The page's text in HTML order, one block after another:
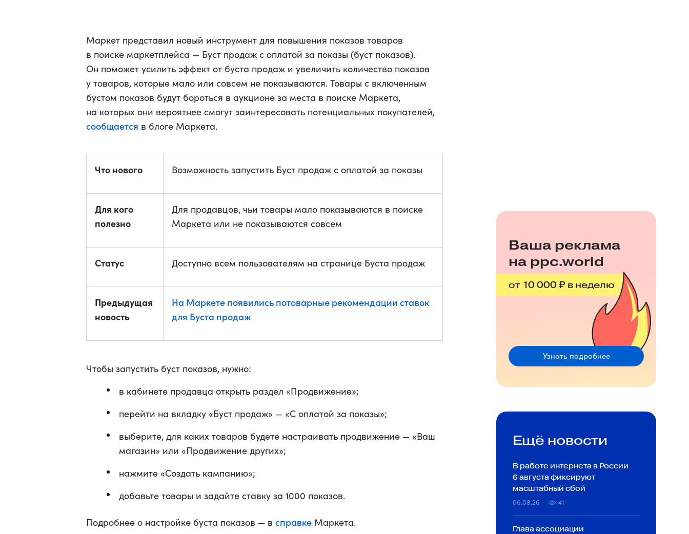
Маркет представил новый инструмент для повышения показов товаров
в поиске маркетплейса — Буст продаж с оплатой за показы (буст показов).
Он поможет усилить эффект от буста продаж и увеличить количество показов
у товаров, которые мало или совсем не показываются. Товары с включенным
бустом показов будут бороться в аукционе за места в поиске Маркета,
на которых они вероятнее смогут заинтересовать потенциальных покупателей,
сообщается в блоге Маркета.
Что нового Возможность запустить Буст продаж с оплатой за показы
Для кого
полезно
Для продавцов, чьи товары мало показываются в поиске
Маркета или не показываются совсем
Статус Доступно всем пользователям на странице Буста продаж
Предыдущая
новость
На Маркете появились потоварные рекомендации ставок
для Буста продаж
Чтобы запустить буст показов, нужно:
в кабинете продавца открыть раздел «Продвижение»;
перейти на вкладку «Буст продаж» — «С оплатой за показы»;
выберите, для каких товаров будете настраивать продвижение — «Ваш
магазин» или «Продвижение других»;
нажмите «Создать кампанию»;
добавьте товары и задайте ставку за 1000 показов.
Подробнее о настройке буста показов — в справке Маркета.
Ваша реклама
на ppc.world
от 10 000 ₽ в неделю
Узнать подробнее
Ещё новости
В работе интернета в России
6 августа фиксируют
масштабный сбой
06.08.26 41
Глава ассоциации